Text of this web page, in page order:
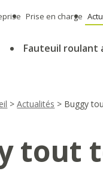
Prise en charge
Fauteuil roulant
>Actualités > Buggy
tout